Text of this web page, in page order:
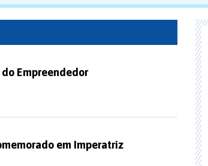
Empreendedor
em Imperatriz